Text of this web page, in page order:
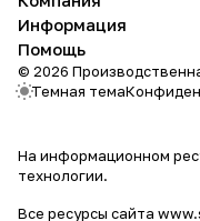
Информация
Помощь
© 2026
Темная тема
На информационном
технологии.
Все ресурсы сайта